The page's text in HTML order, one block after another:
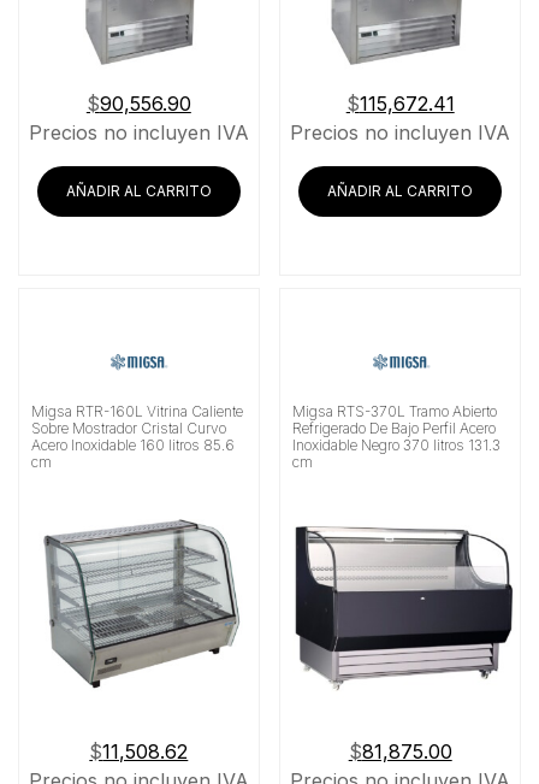
$90,556.90
Precios no incluyen IVA
AÑADIR AL CARRITO
$115,672.41
Precios no incluyen IVA
AÑADIR AL CARRITO
Migsa RTR-160L Vitrina Caliente
Sobre Mostrador Cristal Curvo
Acero Inoxidable 160 litros 85.6
cm
$11,508.62
Migsa RTS-370L Tramo Abierto
Refrigerado De Bajo Perfil Acero
Inoxidable Negro 370 litros 131.3
cm
$81,875.00